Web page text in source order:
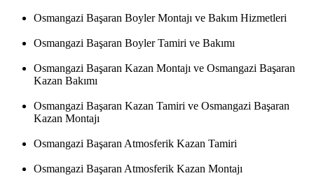
Osmangazi Başaran Boyler Montajı ve Bakım Hizmetleri
Osmangazi Başaran Boyler Tamiri ve Bakımı
Osmangazi Başaran Kazan Montajı ve Osmangazi Başaran
Kazan Bakımı
Osmangazi Başaran Kazan Tamiri ve Osmangazi Başaran
Kazan Montajı
Osmangazi Başaran Atmosferik Kazan Tamiri
Osmangazi Başaran Atmosferik Kazan Montajı